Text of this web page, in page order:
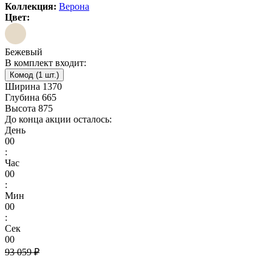
Коллекция: Верона
Цвет:
Бежевый
В комплект входит:
Комод (1 шт.)
Ширина 1370
Глубина 665
Высота 875
До конца акции осталось:
День
00
:
Час
00
:
Мин
00
:
Сек
00
93 059 ₽